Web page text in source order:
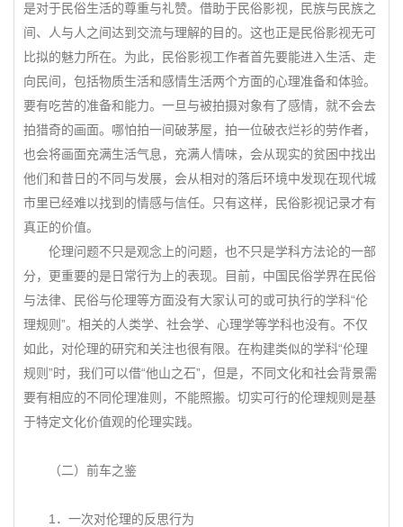
是对于民俗生活的尊重与礼赞。借助于民俗影视，民族与民族之
间、人与人之间达到交流与理解的目的。这也正是民俗影视无可
比拟的魅力所在。为此，民俗影视工作者首先要能进入生活、走
向民间，包括物质生活和感情生活两个方面的心理准备和体验。
要有吃苦的准备和能力。一旦与被拍摄对象有了感情，就不会去
拍猎奇的画面。哪怕拍一间破茅屋，拍一位破衣烂衫的劳作者，
也会将画面充满生活气息，充满人情味，会从现实的贫困中找出
他们和昔日的不同与发展，会从相对的落后环境中发现在现代城
市里已经难以找到的情感与信任。只有这样，民俗影视记录才有
真正的价值。
伦理问题不只是观念上的问题，也不只是学科方法论的一部
分，更重要的是日常行为上的表现。目前，中国民俗学界在民俗
与法律、民俗与伦理等方面没有大家认可的或可执行的学科“伦
理规则”。相关的人类学、社会学、心理学等学科也没有。不仅
如此，对伦理的研究和关注也很有限。在构建类似的学科“伦理
规则”时，我们可以借“他山之石”，但是，不同文化和社会背景需
要有相应的不同伦理准则，不能照搬。切实可行的伦理规则是基
于特定文化价值观的伦理实践。
（二）前车之鉴
1．一次对伦理的反思行为